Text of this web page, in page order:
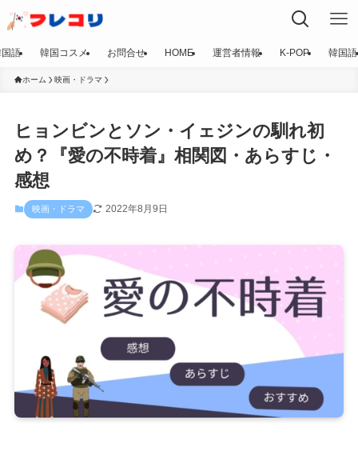
語 韓国コスメ お問合せ HOME 運営者情報 K-POP 韓国語
ホーム 映画・ドラマ
ヒョンビンとソン・イェジンの馴れ初
め？『愛の不時着』相関図・あらすじ・
感想
映画・ドラマ 2022年8月9日